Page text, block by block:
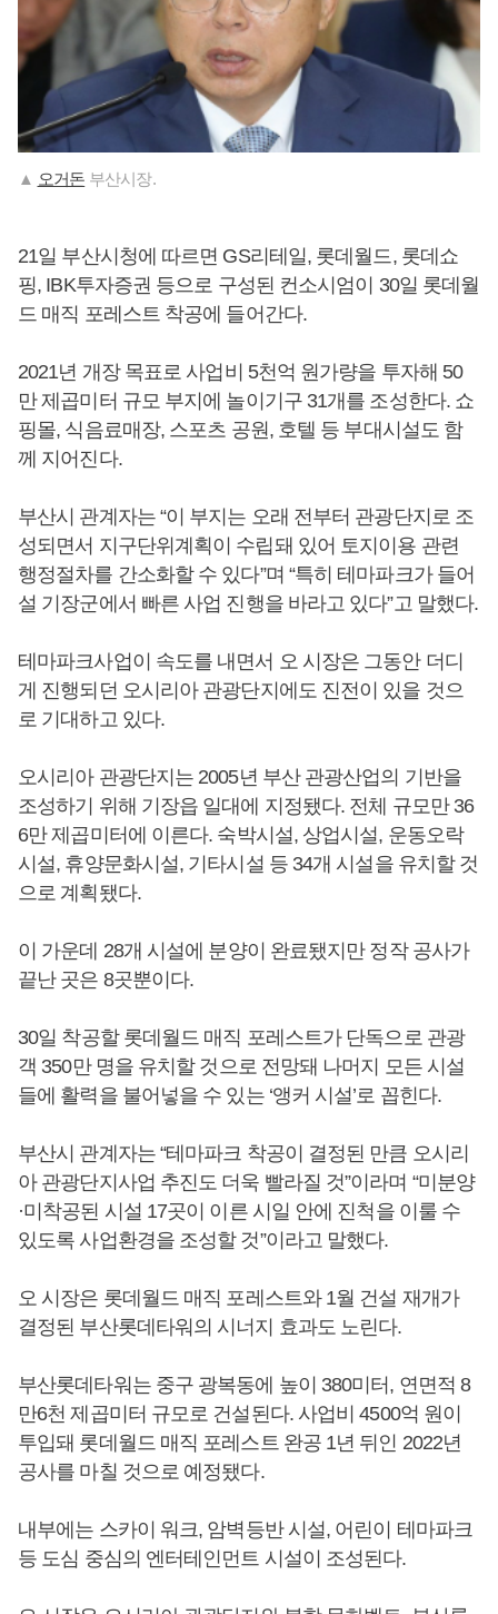
▲ 오거돈 부산시장.
21일 부산시청에 따르면 GS리테일, 롯데월드, 롯데쇼
핑, IBK투자증권 등으로 구성된 컨소시엄이 30일 롯데월
드 매직 포레스트 착공에 들어간다.
2021년 개장 목표로 사업비 5천억 원가량을 투자해 50
만 제곱미터 규모 부지에 놀이기구 31개를 조성한다. 쇼
핑몰, 식음료매장, 스포츠 공원, 호텔 등 부대시설도 함
께 지어진다.
부산시 관계자는 “이 부지는 오래 전부터 관광단지로 조
성되면서 지구단위계획이 수립돼 있어 토지이용 관련
행정절차를 간소화할 수 있다”며 “특히 테마파크가 들어
설 기장군에서 빠른 사업 진행을 바라고 있다”고 말했다.
테마파크사업이 속도를 내면서 오 시장은 그동안 더디
게 진행되던 오시리아 관광단지에도 진전이 있을 것으
로 기대하고 있다.
오시리아 관광단지는 2005년 부산 관광산업의 기반을
조성하기 위해 기장읍 일대에 지정됐다. 전체 규모만 36
6만 제곱미터에 이른다. 숙박시설, 상업시설, 운동오락
시설, 휴양문화시설, 기타시설 등 34개 시설을 유치할 것
으로 계획됐다.
이 가운데 28개 시설에 분양이 완료됐지만 정작 공사가
끝난 곳은 8곳뿐이다.
30일 착공할 롯데월드 매직 포레스트가 단독으로 관광
객 350만 명을 유치할 것으로 전망돼 나머지 모든 시설
들에 활력을 불어넣을 수 있는 ‘앵커 시설’로 꼽힌다.
부산시 관계자는 “테마파크 착공이 결정된 만큼 오시리
아 관광단지사업 추진도 더욱 빨라질 것”이라며 “미분양
·미착공된 시설 17곳이 이른 시일 안에 진척을 이룰 수
있도록 사업환경을 조성할 것”이라고 말했다.
오 시장은 롯데월드 매직 포레스트와 1월 건설 재개가
결정된 부산롯데타워의 시너지 효과도 노린다.
부산롯데타워는 중구 광복동에 높이 380미터, 연면적 8
만6천 제곱미터 규모로 건설된다. 사업비 4500억 원이
투입돼 롯데월드 매직 포레스트 완공 1년 뒤인 2022년
공사를 마칠 것으로 예정됐다.
내부에는 스카이 워크, 암벽등반 시설, 어린이 테마파크
등 도심 중심의 엔터테인먼트 시설이 조성된다.